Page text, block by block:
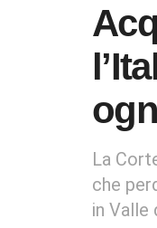
La
che
in Valle